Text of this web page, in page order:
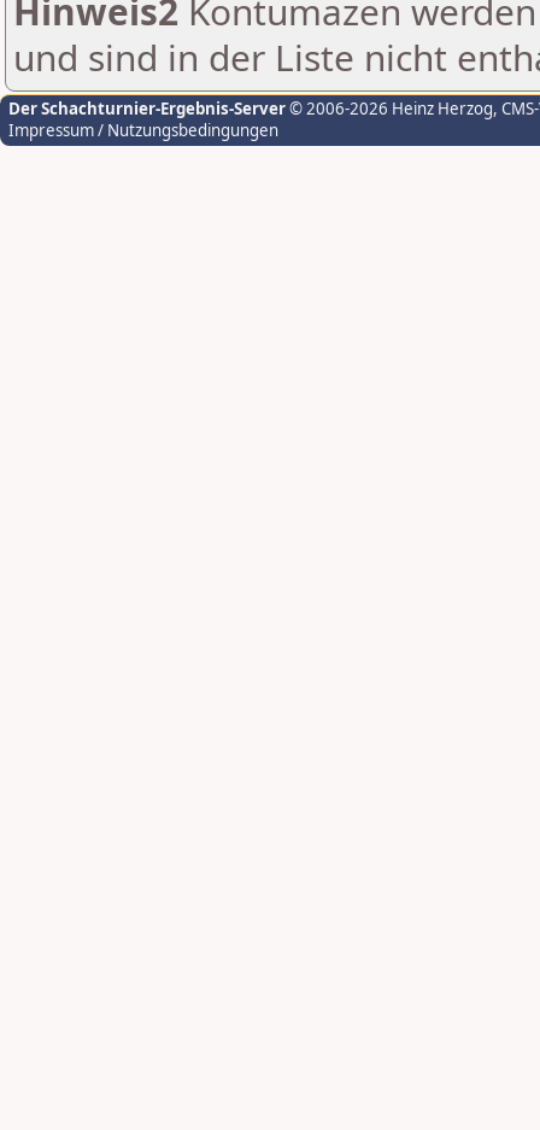
Hinweis2 Kontumazen
und sind in der Liste nicht
Der Schachturnier-Ergebnis-Server© 2006-2026 Heinz Herzog,
Impressum / Nutzungsbedingungen